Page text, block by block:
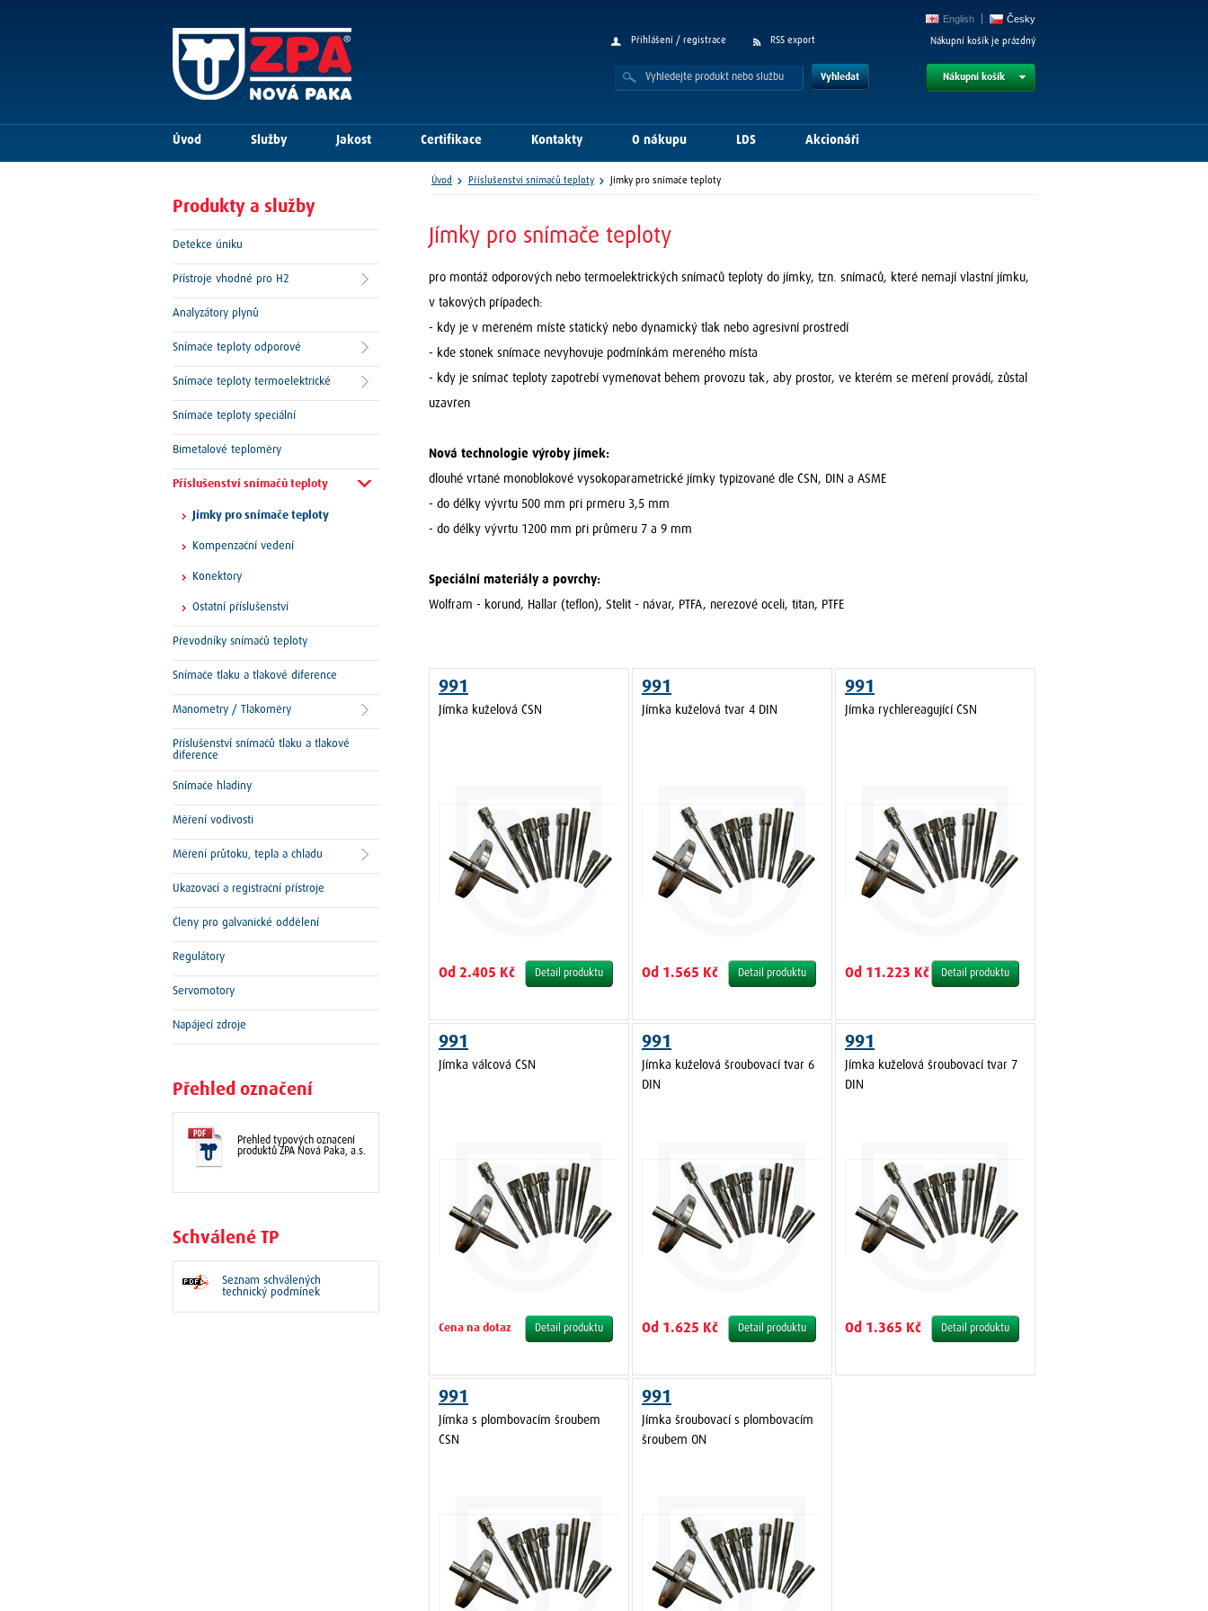
Jímky pro snímače teploty
pro montáž odporových nebo termoelektrických snímačů teploty do jímky, tzn. snímačů, které nemají vlastní jímku,
v takových případech:
- kdy je v měřeném místě statický nebo dynamický tlak nebo agresivní prostředí
- kde stonek snímače nevyhovuje podmínkám měřeného místa
- kdy je snímač teploty zapotřebí vyměňovat během provozu tak, aby prostor, ve kterém se měření provádí, zůstal
uzavřen
Nová technologie výroby jímek:
dlouhé vrtané monoblokové vysokoparametrické jímky typizované dle ČSN, DIN a ASME
- do délky vývrtu 500 mm při prměru 3,5 mm
- do délky vývrtu 1200 mm při průměru 7 a 9 mm
Speciální materiály a povrchy:
Wolfram - korund, Hallar (teflon), Stelit - návar, PTFA, nerezové oceli, titan, PTFE
991
Jímka kuželová ČSN
Od 2.405 Kč Detail produktu
991
Jímka kuželová tvar 4 DIN
Od 1.565 Kč Detail produktu
991
Jímka rychlereagující ČSN
Od 11.223 Kč Detail produktu
991
Jímka válcová ČSN
Cena na dotaz Detail produktu
991
Jímka kuželová šroubovací tvar 6
DIN
Od 1.625 Kč Detail produktu
991
Jímka kuželová šroubovací tvar 7
DIN
Od 1.365 Kč Detail produktu
991
Jímka s plombovacím šroubem
ČSN
991
Jímka šroubovací s plombovacím
šroubem ON
Produkty a služby
Detekce úniku
Přístroje vhodné pro H2
Analyzátory plynů
Snímače teploty odporové
Snímače teploty termoelektrické
Snímače teploty speciální
Bimetalové teploměry
Příslušenství snímačů teploty
Jímky pro snímače teploty
Kompenzační vedení
Konektory
Ostatní příslušenství
Převodníky snímačů teploty
Snímače tlaku a tlakové diference
Manometry / Tlakoměry
Příslušenství snímačů tlaku a tlakové
diference
Snímače hladiny
Měření vodivosti
Měření průtoku, tepla a chladu
Ukazovací a registrační přístroje
Členy pro galvanické oddělení
Regulátory
Servomotory
Napájecí zdroje
Přehled označení
Přehled typových označení
produktů ZPA Nová Paka, a.s.
Schválené TP
Seznam schválených
technický podmínek
Přihlášení / registrace RSS export
Vyhledat
Nákupní košík je prázdný
Nákupní košík
Česky
English
Úvod Služby Jakost Certifikace Kontakty O nákupu LDS Akcionáři
Úvod Příslušenství snímačů teploty Jímky pro snímače teploty